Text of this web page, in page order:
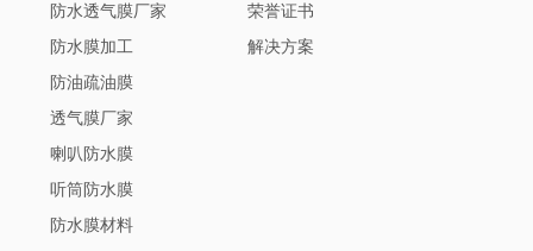
防水透气膜厂家
防水膜加工
防油疏油膜
透气膜厂家
喇叭防水膜
听筒防水膜
防水膜材料
荣誉证书
解决方案